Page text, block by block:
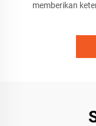
memberikan